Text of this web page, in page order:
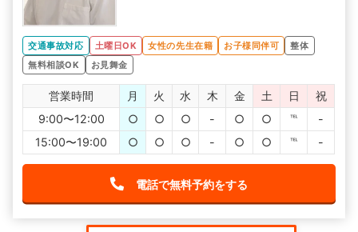
交通事故対応 土曜日OK 女性の先生在籍 お子様同伴可
整体
無料相談OK
お見舞金
営業時間 月 火 水 木 金 土 日
祝
9:00〜12:00
○ ○ ○ - ○ ○ ℡
-
15:00〜19:00
○ ○ ○ - ○ ○ ℡ -
電話で無料予約をする